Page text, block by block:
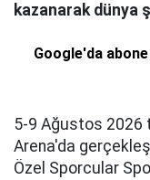
kazanarak dünya
Google'da
5-9 Ağustos 2026
Arena'da
Özel Sporcular